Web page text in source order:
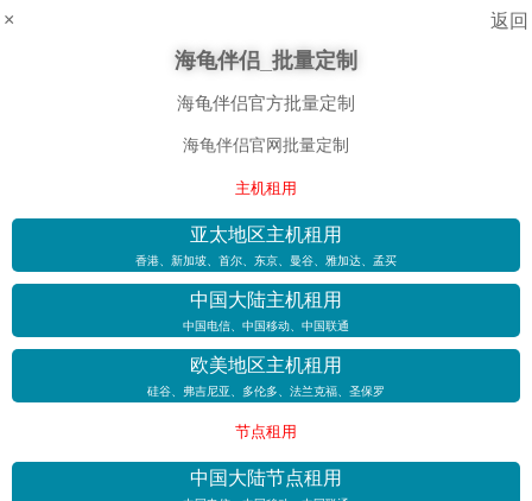
× 返回
海龟伴侣_批量定制
海龟伴侣官方批量定制
海龟伴侣官网批量定制
主机租用
亚太地区主机租用
香港、新加坡、首尔、东京、曼谷、雅加达、孟买
中国大陆主机租用
中国电信、中国移动、中国联通
欧美地区主机租用
硅谷、弗吉尼亚、多伦多、法兰克福、圣保罗
节点租用
中国大陆节点租用